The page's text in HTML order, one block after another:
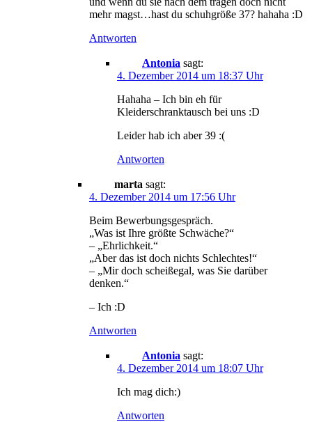
mehr magst…hast du schuhgröße 37? hahaha :D
Antworten
Antonia sagt:
4. Dezember 2014 um 18:37 Uhr
Hahaha – Ich bin eh für
Kleiderschranktausch bei uns :D
Leider hab ich aber 39 :(
Antworten
marta sagt:
4. Dezember 2014 um 17:56 Uhr
Beim Bewerbungsgespräch.
„Was ist Ihre größte Schwäche?“
– „Ehrlichkeit.“
„Aber das ist doch nichts Schlechtes!“
– „Mir doch scheißegal, was Sie darüber
denken.“
– Ich :D
Antworten
Antonia sagt:
4. Dezember 2014 um 18:07 Uhr
Ich mag dich:)
Antworten